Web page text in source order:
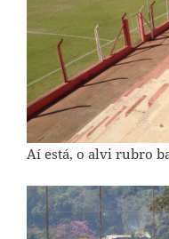
Aí está, o alvi rubro